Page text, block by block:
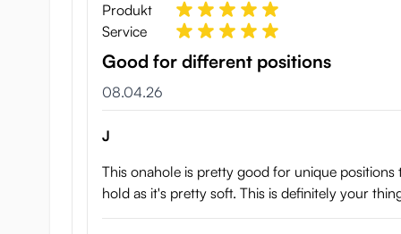
Produkt
Service
Good for different positions
8. April 2026
08.04.26
J
This onahole is pretty good for unique
hold as it's pretty soft. This is definitely your